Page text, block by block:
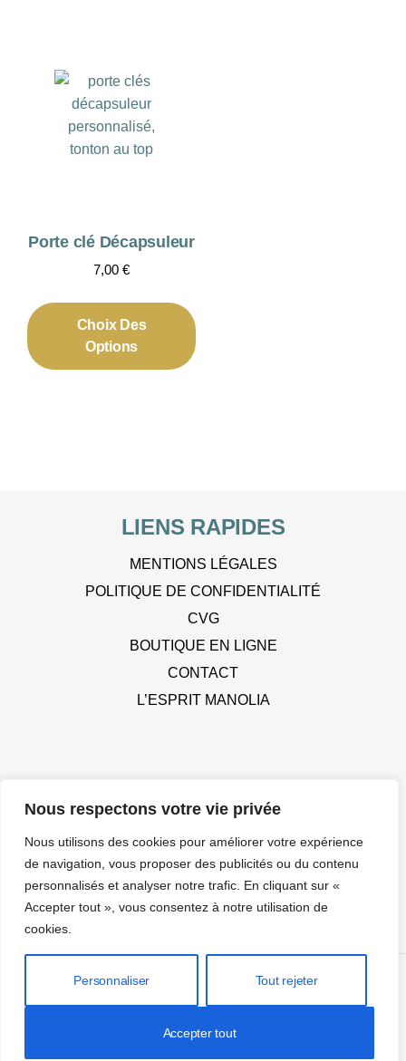
Nous respectons votre vie privée
Nous utilisons des cookies pour améliorer votre expérience
de navigation, vous proposer des publicités ou du contenu
personnalisés et analyser notre trafic. En cliquant sur «
Accepter tout », vous consentez à notre utilisation de
cookies.
Personnaliser Tout rejeter
Accepter tout
Porte clé Décapsuleur
7,00€
Choix Des
Options
produit
a
sur
page
du
produit
LIENS RAPIDES
MENTIONS LÉGALES
POLITIQUE DE CONFIDENTIALITÉ
CVG
BOUTIQUE EN LIGNE
CONTACT
L’ESPRIT MANOLIA
MES PRESTATIONS
DÉCORATION D’INTÉRIEUR HOLISTIQUE
CADEAUX PERSONNALISÉS
IDÉES CADEAUX PAR OCCASION
MARIAGE & FÊTES